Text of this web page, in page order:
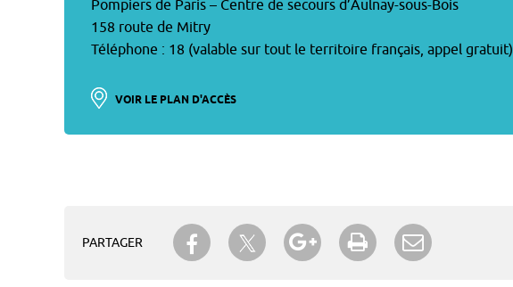
Pompiers de Paris – Centre de secours d’Aulnay-sous-Bois
158 route de Mitry
Téléphone : 18 (valable sur tout le territoire français, appel gratuit)
VOIR LE PLAN D'ACCÈS
PARTAGER
Partager sur Facebook
Partager sur TwitterPartager sur Google+
Imprimer